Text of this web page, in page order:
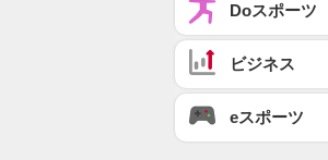
Doスポーツ
ビジネス
eスポーツ